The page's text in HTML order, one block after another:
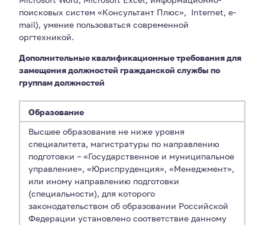
поисковых систем «Консультант Плюс», Internet, e-
mail), умение пользоваться современной
оргтехникой.
Дополнительные квалификационные требования для
замещения должностей гражданской службы по
группам должностей
Образование
Высшее образование не ниже уровня
специалитета, магистратуры по направлению
подготовки – «Государственное и муниципальное
управление», «Юриспруденция», «Менеджмент»,
или иному направлению подготовки
(специальности), для которого
законодательством об образовании Российской
Федерации установлено соответствие данному